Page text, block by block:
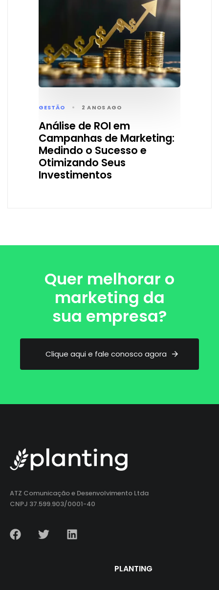
GESTÃO 2 ANOS AGO
Análise de ROI em
Campanhas de Marketing:
Medindo o Sucesso e
Otimizando Seus
Investimentos
Quer melhorar o
marketing da
sua empresa?
Clique aqui e fale conosco agora
ATZ Comunicação e Desenvolvimento Ltda
CNPJ 37.599.903/0001-40
PLANTING